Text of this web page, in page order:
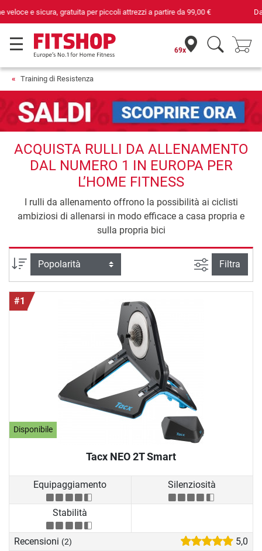
Da 42 anni i tuoi esperti di fiducia per il fitness domestico
69x
Training di Resistenza
ACQUISTA RULLI DA ALLENAMENTO
DAL NUMERO 1 IN EUROPA PER
L’HOME FITNESS
I rulli da allenamento offrono la possibilità ai ciclisti
ambiziosi di allenarsi in modo efficace a casa propria e
sulla propria bici
Ordina per Ricerca
Filtra
#1
Disponibile
Tacx NEO 2T Smart
Equipaggiamento Silenziosità
Stabilità
Recensioni (2) 5,0